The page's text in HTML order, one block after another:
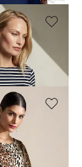
4-Ärmeln
und 3/4-Arm